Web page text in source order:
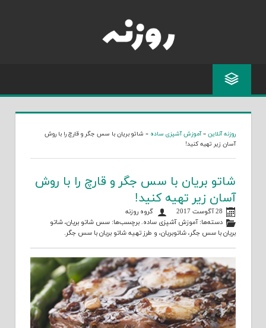
روزنه آنلاین »آموزش آشپزی ساده » شاتو بریان با سس جگر و قارچ را با روش
آسان زیر تهیه کنید!
شاتو بریان با سس جگر و قارچ را با روش
آسان زیر تهیه کنید!
28 آگوست 2017
گروه روزنه
دسته‌ها:آموزش آشپزی ساده. برچسب‌ها:سس شاتو بریان،شاتو
بریان با سس جگر، شاتوبریان، و طرز تهیه شاتو بریان با سس جگر.